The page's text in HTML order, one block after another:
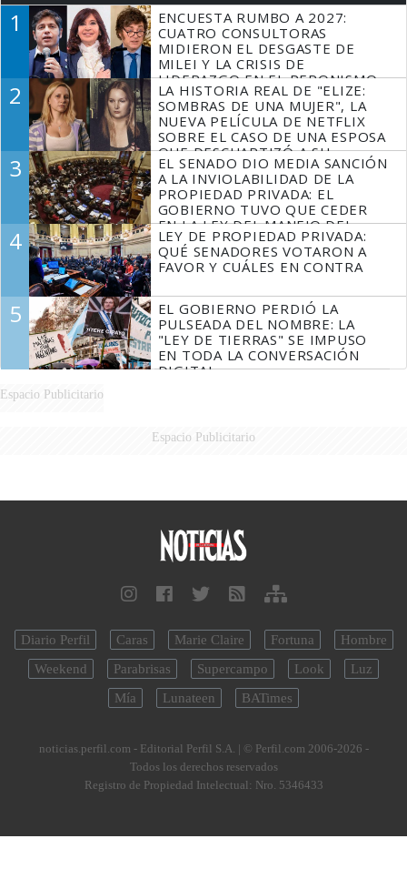
1
ENCUESTA RUMBO A 2027:
CUATRO CONSULTORAS
MIDIERON EL DESGASTE DE
MILEI Y LA CRISIS DE
LIDERAZGO EN EL PERONISMO
2
LA HISTORIA REAL DE "ELIZE:
SOMBRAS DE UNA MUJER", LA
NUEVA PELÍCULA DE NETFLIX
SOBRE EL CASO DE UNA ESPOSA
QUE DESCUARTIZÓ A SU
MARIDO
3
EL SENADO DIO MEDIA SANCIÓN
A LA INVIOLABILIDAD DE LA
PROPIEDAD PRIVADA: EL
GOBIERNO TUVO QUE CEDER
EN LA LEY DEL MANEJO DEL
FUEGO
4
LEY DE PROPIEDAD PRIVADA:
QUÉ SENADORES VOTARON A
FAVOR Y CUÁLES EN CONTRA
5
EL GOBIERNO PERDIÓ LA
PULSEADA DEL NOMBRE: LA
"LEY DE TIERRAS" SE IMPUSO
EN TODA LA CONVERSACIÓN
DIGITAL
Espacio Publicitario
Espacio Publicitario
Diario Perfil Caras Marie Claire Fortuna
Hombre
Weekend
Parabrisas Supercampo Look
Luz
Mía
Lunateen BATimes
noticias.perfil.com - Editorial Perfil S.A. | © Perfil.com 2006-2026 -
Todos los derechos reservados
Registro de Propiedad Intelectual: Nro. 5346433